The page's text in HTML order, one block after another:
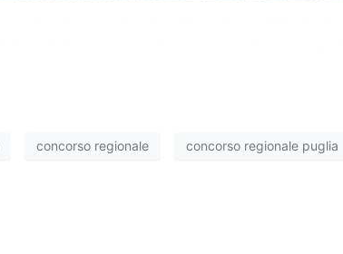
concorso regionale concorso regionale puglia